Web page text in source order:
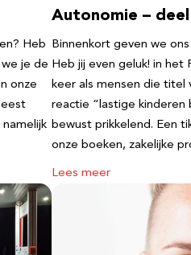
Heb
je de
onze
Autonomie – deel
Binnenkort geven we
Heb jij even geluk! in het
keer als mensen die titel
reactie “lastige kinderen
bewust prikkelend. Een
onze boeken, zakelijke
Lees meer